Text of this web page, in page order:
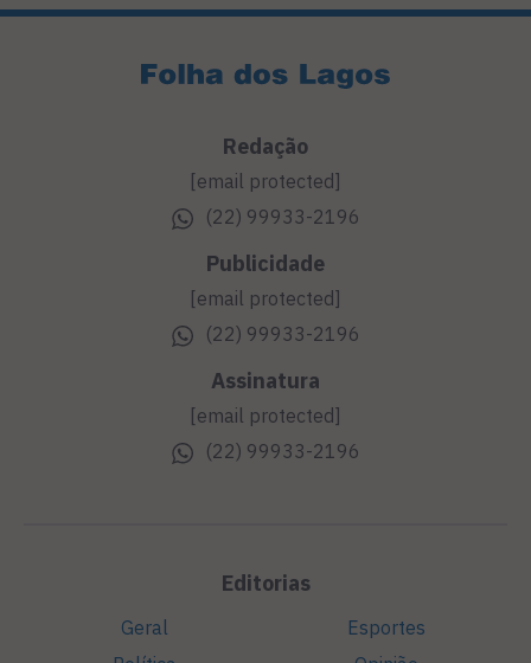
Redação
[email protected]
(22) 99933-2196
Publicidade
[email protected]
(22) 99933-2196
Assinatura
[email protected]
(22) 99933-2196
Editorias
Geral
Esportes